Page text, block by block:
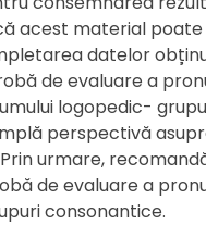
acest material
datelor
de evaluare a
logopedic-
perspectivă
urmare,
de evaluare a
consonantice.